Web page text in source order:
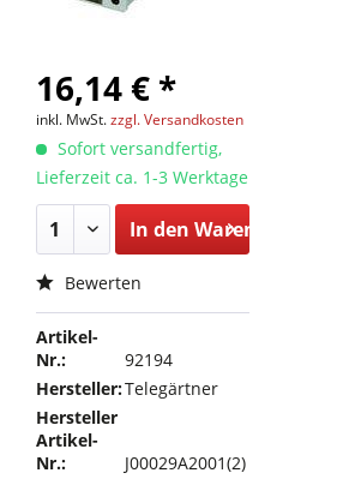
16,14 € *
inkl. MwSt.zzgl. Versandkosten
Sofort versandfertig,
Lieferzeit ca. 1-3 Werktage
In den Warenkorb
Bewerten
Artikel-
Nr.:
92194
Hersteller:Telegärtner
Hersteller
Artikel-
Nr.:
J00029A2001(2)